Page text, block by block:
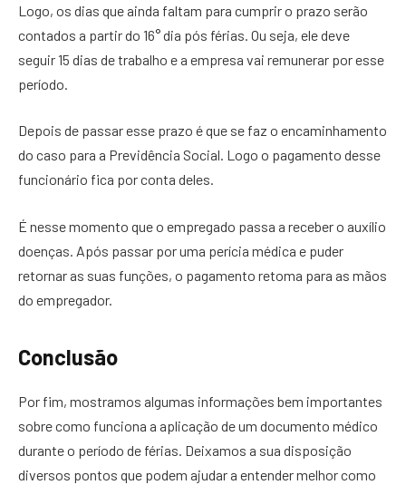
Logo, os dias que ainda faltam para cumprir o prazo serão
contados a partir do 16° dia pós férias. Ou seja, ele deve
seguir 15 dias de trabalho e a empresa vai remunerar por esse
período.
Depois de passar esse prazo é que se faz o encaminhamento
do caso para a Previdência Social. Logo o pagamento desse
funcionário fica por conta deles.
É nesse momento que o empregado passa a receber o auxílio
doenças. Após passar por uma perícia médica e puder
retornar as suas funções, o pagamento retoma para as mãos
do empregador.
Conclusão
Por fim, mostramos algumas informações bem importantes
sobre como funciona a aplicação de um documento médico
durante o período de férias. Deixamos a sua disposição
diversos pontos que podem ajudar a entender melhor como